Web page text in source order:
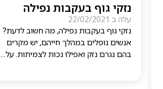
נזקי גוף בעקבות נפילה
עלה ב 22/02/2021
נזקי גוף בעקבות נפילה, מה חשוב לדעת?
אנשים נופלים במהלך חייהם, יש מקרים
בהם נגרם נזק ואפילו נכות לצמיתות. על…